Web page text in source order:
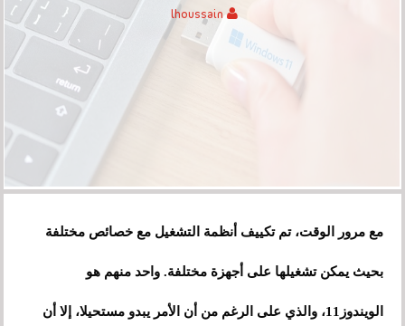
lhoussain
مع مرور الوقت، تم تكييف أنظمة التشغيل مع خصائص مختلفة
بحيث يمكن تشغيلها على أجهزة مختلفة. واحد منهم هو
الويندوز11، والذي على الرغم من أن الأمر يبدو مستحيلا، إلا أن